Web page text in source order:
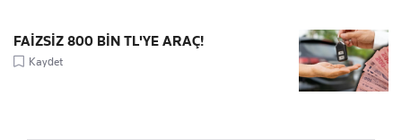
FAİZSİZ 800 BİN TL'YE ARAÇ!
Kaydet